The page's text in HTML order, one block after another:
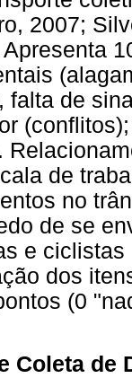
2007;
falta de
de
no
de se
e
dos
(0
Coleta de